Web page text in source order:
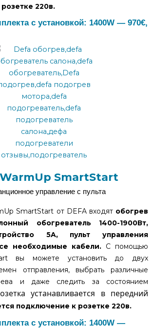
220в.
с установкой: 1400W — 970€,
SmartStart
управление с пульта
SmartStart от DEFA входят обогрев
обогреватель 1400-1900Вт,
5A, пульт управления
необходимые кабели. С помощью
вы можете установить до двух
отправления, выбрать различные
и даже следить за состоянием
устанавливается в передний
подключение к розетке 220в.
с установкой: 1400W —